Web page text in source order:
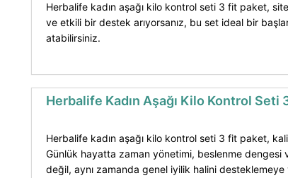
Herbalife kadın aşağı kilo kontrol seti 3 fit paket,
ve etkili bir destek arıyorsanız, bu set ideal bir
atabilirsiniz.
Herbalife Kadın Aşağı Kilo Kontrol Seti
Herbalife kadın aşağı kilo kontrol seti 3 fit paket,
Günlük hayatta zaman yönetimi, beslenme dengesi
değil, aynı zamanda genel iyilik halini desteklemeye